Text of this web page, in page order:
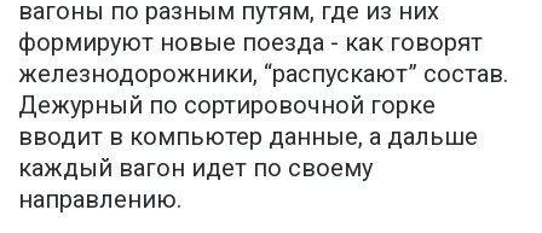
вагоны по разным путям, где из них
формируют новые поезда - как говорят
железнодорожники, “распускают” состав.
Дежурный по сортировочной горке
вводит в компьютер данные, а дальше
каждый вагон идет по своему
направлению.